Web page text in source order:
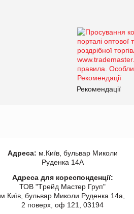
Рекомендації
Адреса: м.Київ, бульвар Миколи
Руденка 14А
Адреса для кореспонденції:
ТОВ "Tрейд Мастер Груп"
м.Київ, бульвар Миколи Руденка 14а,
2 поверх, оф 121, 03194